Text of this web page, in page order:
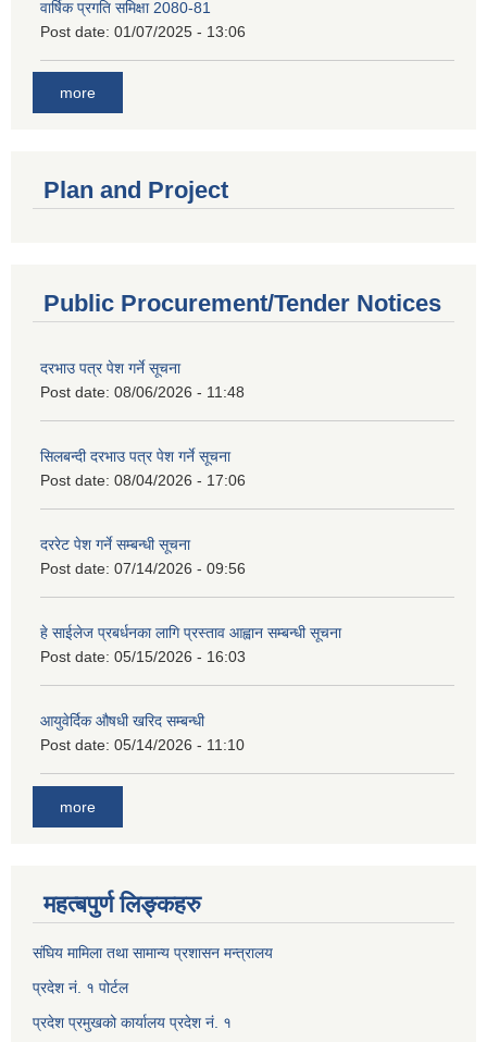
वार्षिक प्रगति समिक्षा 2080-81
Post date: 01/07/2025 - 13:06
more
Plan and Project
Public Procurement/Tender Notices
दरभाउ पत्र पेश गर्ने सूचना
Post date: 08/06/2026 - 11:48
सिलबन्दी दरभाउ पत्र पेश गर्ने सूचना
Post date: 08/04/2026 - 17:06
दररेट पेश गर्ने सम्बन्धी सूचना
Post date: 07/14/2026 - 09:56
हे साईलेज प्रबर्धनका लागि प्रस्ताव आह्वान सम्बन्धी सूचना
Post date: 05/15/2026 - 16:03
आयुवेर्दिक औषधी खरिद सम्बन्धी
Post date: 05/14/2026 - 11:10
more
महत्बपुर्ण लिङ्कहरु
संघिय मामिला तथा सामान्य प्रशासन मन्त्रालय
प्रदेश नं. १ पोर्टल
प्रदेश प्रमुखको कार्यालय प्रदेश नं. १